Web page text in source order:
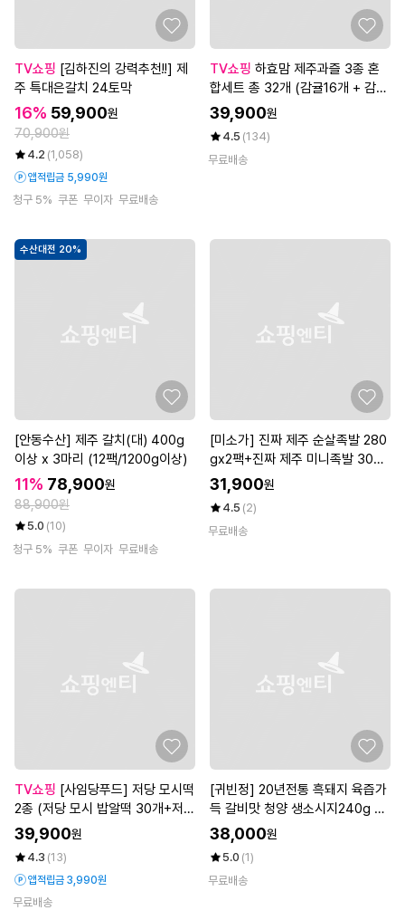
TV쇼핑
주 특대은갈치 24토막
16% 59,900원
70,900원
4.2 (1,058)
앱적립금 5,990원
청구 5% 쿠폰 무이자 무료배송
TV쇼핑
합세트 총 32개 (감귤16개 + 감귤
칩 8개 + 보리 8개)
39,900원
4.5 (134)
무료배송
수산대전 20%
[안동수산] 제주 갈치(대) 400g
이상 x 3마리 (12팩/1200g이상)
11% 78,900원
88,900원
5.0 (10)
청구 5% 쿠폰 무이자 무료배송
[미소가] 진짜 제주 순살족발 280
gx2팩+진짜 제주 미니족발 300g
x2팩
31,900원
4.5 (2)
무료배송
TV쇼핑
2종 (저당 모시 밥알떡 30개+저당
모시 흑임자 인절미 20개)
39,900원
4.3 (13)
앱적립금 3,990원
무료배송
[귀빈정] 20년전통 흑돼지 육즙가
득 갈비맛 청양 생소시지240g 2
팩
38,000원
5.0 (1)
무료배송